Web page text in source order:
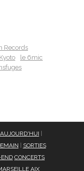
Records
Kyoto
le 6mic
SORTIES
CONCERTS
AIX